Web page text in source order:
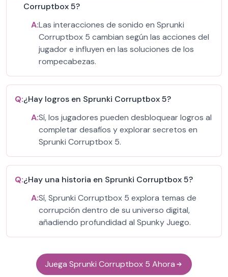
Corruptbox 5?
A:Las interacciones de sonido en Sprunki
Corruptbox 5 cambian según las acciones del
jugador e influyen en las soluciones de los
rompecabezas.
Q:¿Hay logros en Sprunki Corruptbox 5?
A:Sí, los jugadores pueden desbloquear logros al
completar desafíos y explorar secretos en
Sprunki Corruptbox 5.
Q:¿Hay una historia en Sprunki Corruptbox 5?
A:Sí, Sprunki Corruptbox 5 explora temas de
corrupción dentro de su universo digital,
añadiendo profundidad al Spunky Juego.
Juega Sprunki Corruptbox 5 Ahora